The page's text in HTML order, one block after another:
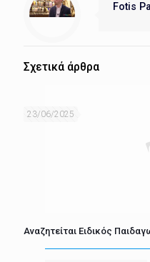
Fotis
Σχετικά άρθρα
23/06/2025
Αναζητείται Ειδικός